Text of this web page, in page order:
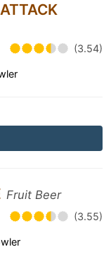
(3.54)
Fruit Beer
(3.55)